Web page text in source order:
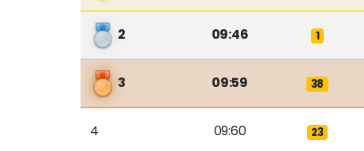
2 09:46 1
3 09:59 38
4 09:60 23